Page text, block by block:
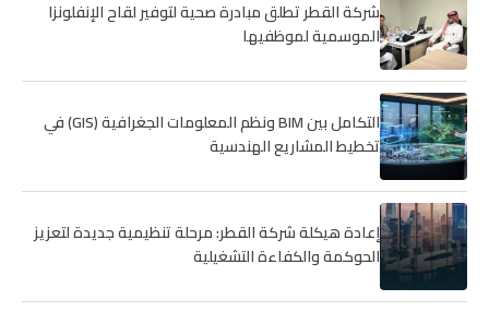
شركة القطر تطلق مبادرة صحية لتوفير لقاح الإنفلونزا
الموسمية لموظفيها
التكامل بين BIM ونظم المعلومات الجغرافية (GIS) في
تخطيط المشاريع الهندسية
إعادة هيكلة شركة القطر: مرحلة تنظيمية جديدة لتعزيز
الحوكمة والكفاءة التشغيلية